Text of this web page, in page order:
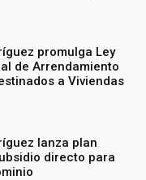
promulga Ley
de Arrendamiento
a Viviendas
lanza plan
directo para